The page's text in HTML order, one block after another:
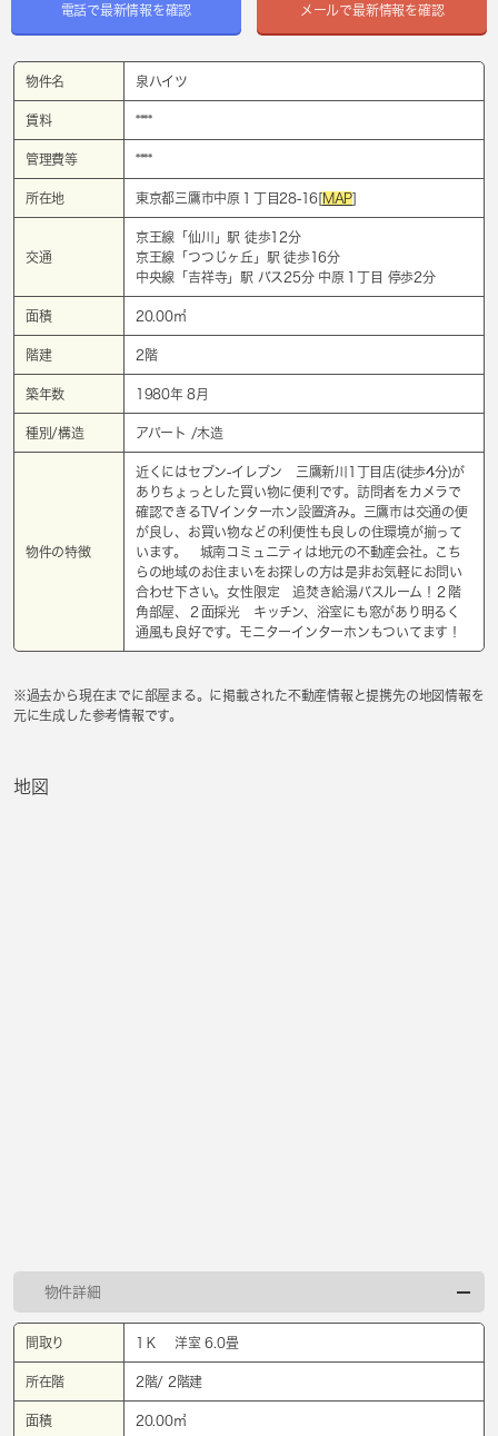
電話で最新情報を確認 メールで最新情報を確認
物件名 泉ハイツ
賃料 ****
管理費等 ****
所在地 東京都三鷹市中原１丁目28-16[MAP]
交通
京王線「 仙川
」駅 徒歩12分
京王線「 つつじヶ丘 」駅 徒歩16分
中央線「 吉祥寺」駅 バス25分 中原１丁目 停歩2分
面積 20.00㎡
階建 2階
築年数 1980年 8月
種別/構造 アパート /木造
物件の特徴
近くにはセブン-イレブン 三鷹新川1丁目店(徒歩4分)が
ありちょっとした買い物に便利です。訪問者をカメラで
確認できるTVインターホン設置済み。三鷹市は交通の便
が良し、お買い物などの利便性も良しの住環境が揃って
います。 城南コミュニティは地元の不動産会社。こち
らの地域のお住まいをお探しの方は是非お気軽にお問い
合わせ下さい。女性限定 追焚き給湯バスルーム！２階
角部屋、２面採光 キッチン、浴室にも窓があり明るく
通風も良好です。モニターインターホンもついてます！
※過去から現在までに部屋まる。に掲載された不動産情報と提携先の地図情報を
元に生成した参考情報です。
地図
物件詳細
間取り 1Ｋ 洋室 6.0畳
所在階 2階/ 2階建
面積 20.00㎡